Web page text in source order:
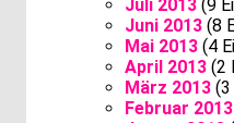
Juli 2013 (9
Juni 2013 (8
Mai 2013 (4
April 2013 (2
März 2013 (3
Februar 2013